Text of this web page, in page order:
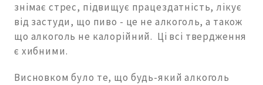
знімає стрес, підвищує працездатність, лікує
від застуди, що пиво - це не алкоголь, а також
що алкоголь не калорійний. Ці всі твердження
є хибними.
Висновком було те, що будь-який алкоголь